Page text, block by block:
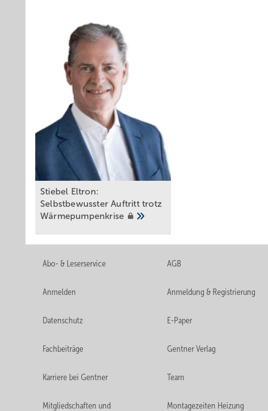
Stiebel Eltron:
Selbstbewusster Auftritt trotz
Wärmepumpenkrise
Abo- & Leserservice AGB
Anmelden Anmeldung & Registrierung
Datenschutz E-Paper
Fachbeiträge Gentner Verlag
Karriere bei Gentner Team
Mitgliedschaften und Montagezeiten Heizung